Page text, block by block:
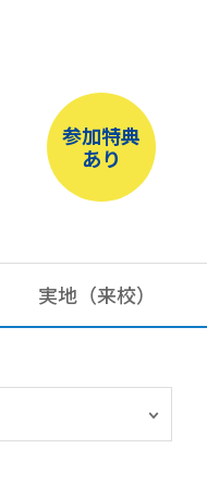
参加特典
あり
実地（来校）